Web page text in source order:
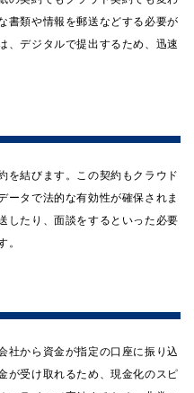
書類や情報を郵送などする必要が
、デジタルで提出するため、迅速
を結びます。この契約もクラウド
ータで法的な有効性が確保されま
したり、面談をするといった必要
。
社から資金が指定の口座に振り込
が受け取れるため、現金化のスピ